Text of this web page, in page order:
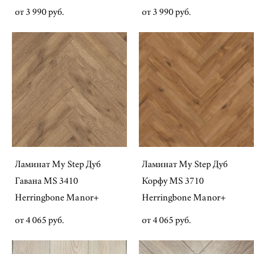
от 3 990 pуб. от 3 990 pуб.
Ламинат My Step Дуб
Гавана MS 3410
Herringbone Manor+
от 4 065 pуб.
Ламинат My Step Дуб
Корфу MS 3710
Herringbone Manor+
от 4 065 pуб.